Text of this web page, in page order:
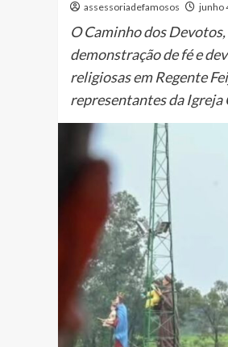
assessoriadefamosos junho
O Caminho dos
demonstração de fé e
religiosas em Regente
representantes da